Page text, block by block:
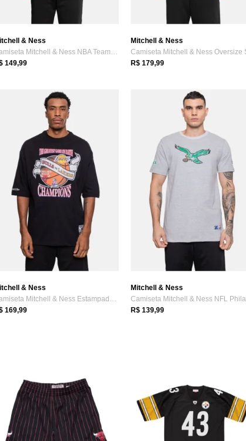
& Ness
Camiseta Mitchell & Ness NBA Teams Charl...
149,99
Mitchell & Ness
R$ 179,99
& Ness
Camiseta Mitchell & Ness Estampada Champions Preta
169,99
Mitchell & Ness
R$ 139,99